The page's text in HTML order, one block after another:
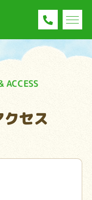
ACCESS
セス